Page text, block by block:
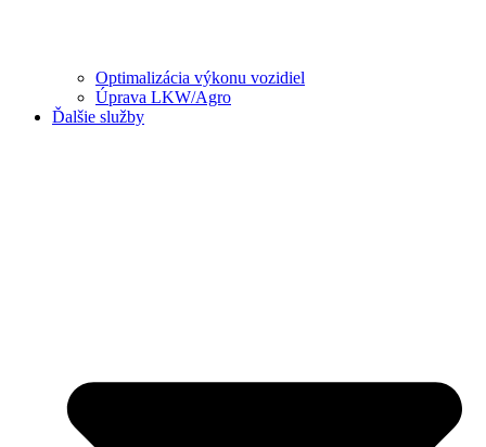
Optimalizácia výkonu vozidiel
Úprava LKW/Agro
Ďalšie služby